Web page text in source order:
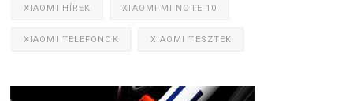
XIAOMI HÍREK XIAOMI MI NOTE 10
XIAOMI TELEFONOK XIAOMI TESZTEK